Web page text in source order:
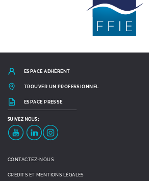
ESPACE ADHÉRENT
TROUVER UN PROFESSIONNEL
ESPACE PRESSE
SUIVEZ NOUS :
CONTACTEZ-NOUS
CRÉDITS ET MENTIONS LÉGALES